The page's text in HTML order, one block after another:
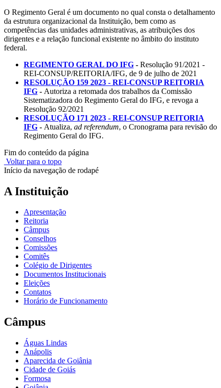
O Regimento Geral é um documento no qual consta o detalhamento
da estrutura organizacional da Instituição, bem como as
competências das unidades administrativas, as atribuições dos
dirigentes e a relação funcional existente no âmbito do instituto
federal.
REGIMENTO GERAL DO IFG - Resolução 91/2021 -
REI-CONSUP/REITORIA/IFG, de 9 de julho de 2021
RESOLUÇÃO 159 2023 - REI-CONSUP REITORIA
IFG - Autoriza a retomada dos trabalhos da Comissão
Sistematizadora do Regimento Geral do IFG, e revoga a
Resolução 92/2021
RESOLUÇÃO 171 2023 - REI-CONSUP REITORIA
IFG - Atualiza, ad referendum, o Cronograma para revisão do
Regimento Geral do IFG.
Fim do conteúdo da página
Voltar para o topo
Início da navegação de rodapé
A Instituição
Apresentação
Reitoria
Câmpus
Conselhos
Comissões
Comitês
Colégio de Dirigentes
Documentos Institucionais
Eleições
Contatos
Horário de Funcionamento
Câmpus
Águas Lindas
Anápolis
Aparecida de Goiânia
Cidade de Goiás
Formosa